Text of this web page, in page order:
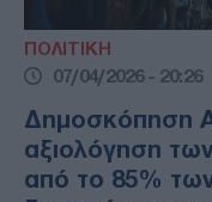
ΠΟΛΙΤΙΚΗ
07/04/2026 - 20:26
Δημοσκόπηση
αξιολόγηση
από το 85%